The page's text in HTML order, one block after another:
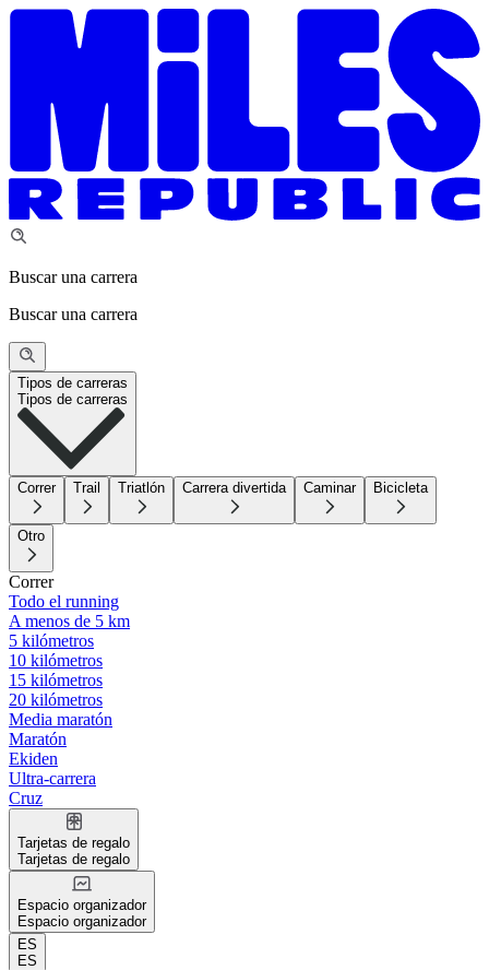
Buscar una carrera
Buscar una carrera
Tipos de carreras
Tipos de carreras
Correr Trail Triatlón Carrera divertida Caminar Bicicleta
Otro
Correr
Todo el running
A menos de 5 km
5 kilómetros
10 kilómetros
15 kilómetros
20 kilómetros
Media maratón
Maratón
Ekiden
Ultra-carrera
Cruz
Tarjetas de regalo
Tarjetas de regalo
Espacio organizador
Espacio organizador
ES
ES